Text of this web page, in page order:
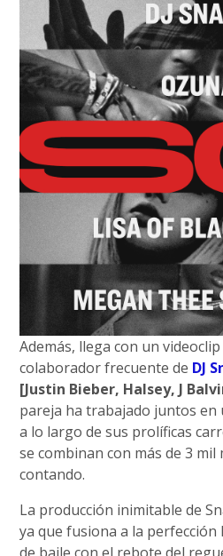
Además, llega con un
colaborador frecuente de DJ
[Justin Bieber, Halsey, J
pareja ha trabajado juntos en
a lo largo de sus prolíficas
se combinan con más de 3
contando.
La producción inimitable de
ya que fusiona a la perfección